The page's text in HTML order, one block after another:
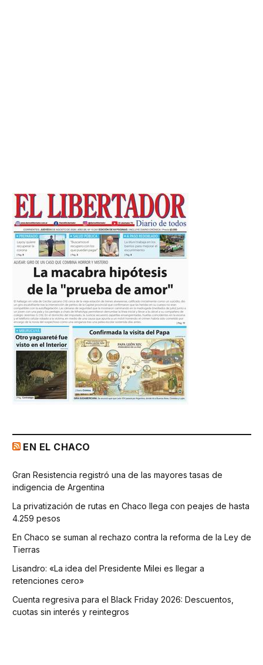
EN EL CHACO
Gran Resistencia registró una de las mayores tasas de
indigencia de Argentina
La privatización de rutas en Chaco llega con peajes de hasta
4.259 pesos
En Chaco se suman al rechazo contra la reforma de la Ley de
Tierras
Lisandro: «La idea del Presidente Milei es llegar a
retenciones cero»
Cuenta regresiva para el Black Friday 2026: Descuentos,
cuotas sin interés y reintegros